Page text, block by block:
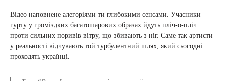
Відео наповнене алегоріями ти глибокими сенсами. Учасники
гурту у громіздких багатошарових образах йдуть пліч-о-пліч
проти сильних поривів вітру, що збивають з ніг. Саме так артисти
у реальності відчувають той турбулентний шлях, який сьогодні
проходять українці.